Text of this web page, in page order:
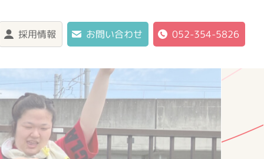
採用情報 お問い合わせ 052-354-5826